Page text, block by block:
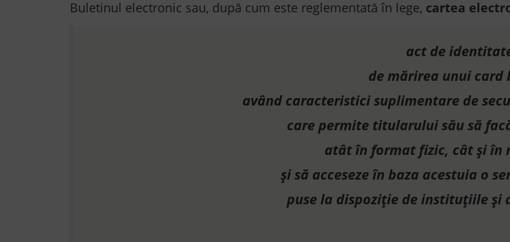
Buletinul electronic sau, după cum este reglementată în lege, cartea
act de
de mărirea unui card
având caracteristici suplimentare de
care permite titularului său să
atât în format fizic, cât și în
și să acceseze în baza acestuia o
puse la dispoziție de instituțiile